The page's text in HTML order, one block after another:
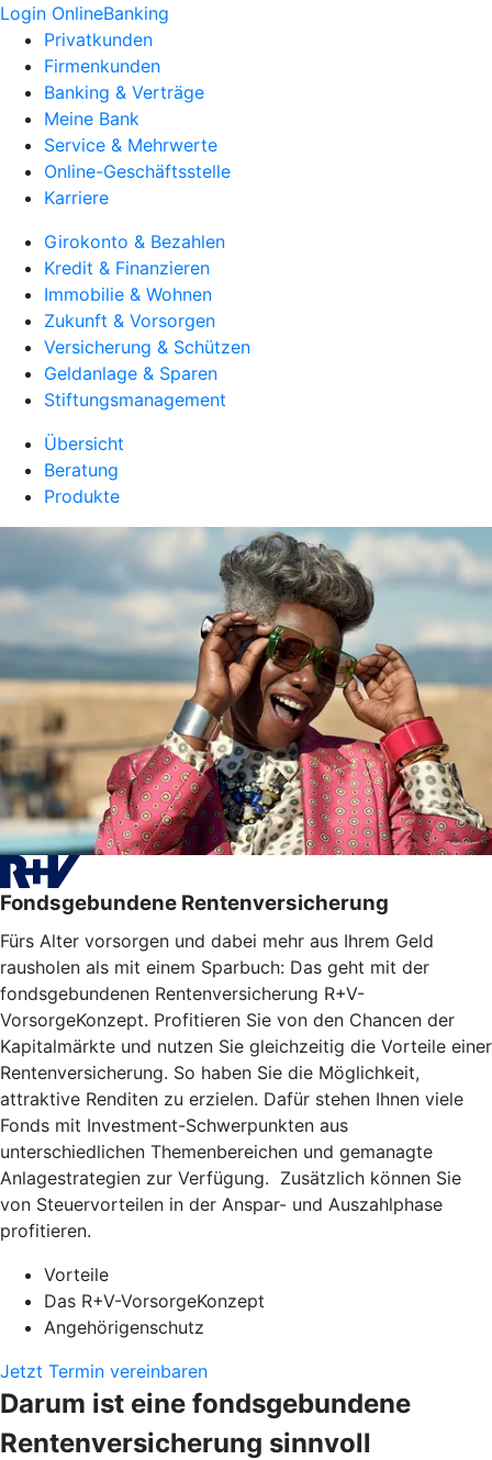
Login OnlineBanking
Privatkunden
Firmenkunden
Banking & Verträge
Meine Bank
Service & Mehrwerte
Online-Geschäftsstelle
Karriere
Girokonto & Bezahlen
Kredit & Finanzieren
Immobilie & Wohnen
Zukunft & Vorsorgen
Versicherung & Schützen
Geldanlage & Sparen
Stiftungsmanagement
Übersicht
Beratung
Produkte
Fondsgebundene Rentenversicherung
Fürs Alter vorsorgen und dabei mehr aus Ihrem Geld
rausholen als mit einem Sparbuch: Das geht mit der
fondsgebundenen Rentenversicherung R+V-
VorsorgeKonzept. Profitieren Sie von den Chancen der
Kapitalmärkte und nutzen Sie gleichzeitig die Vorteile einer
Rentenversicherung. So haben Sie die Möglichkeit,
attraktive Renditen zu erzielen. Dafür stehen Ihnen viele
Fonds mit Investment-Schwerpunkten aus
unterschiedlichen Themenbereichen und gemanagte
Anlagestrategien zur Verfügung. Zusätzlich können Sie
von Steuervorteilen in der Anspar- und Auszahlphase
profitieren.
Vorteile
Das R+V-VorsorgeKonzept
Angehörigenschutz
Jetzt Termin vereinbaren
Darum ist eine fondsgebundene
Rentenversicherung sinnvoll